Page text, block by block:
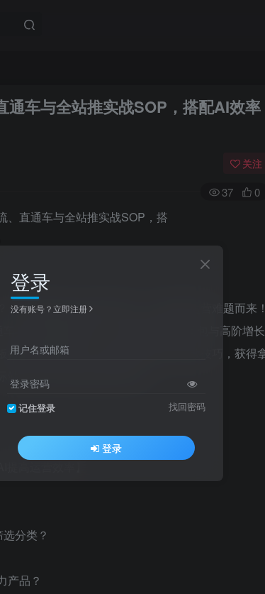
通车与全站推实战SOP，搭配AI效率
关注
37 0
阿里国际站运营系列课》专为破解运营难题而来
与全站推实战SOP，搭配AI效率工具包与高阶增长
建可复制流程，都能在这里告别零散技巧，获得
成为外贸业务稳定发动机！
高运营效率】
分类？
产品？
登录
没有账号？立即注册
用户名或邮箱
登录密码
记住登录 找回密码
登录